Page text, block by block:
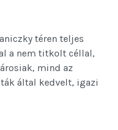
téren teljes
a nem titkolt céllal,
mind az
által kedvelt, igazi